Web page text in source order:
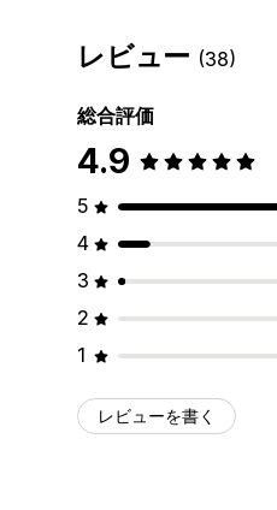
レビュー (38)
総合評価
4.9
5
4
3
2
1
レビューを書く